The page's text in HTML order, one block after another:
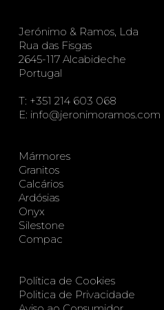
Jerónimo & Ramos, Lda
Rua das Fisgas
2645-117 Alcabideche
Portugal
T: +351 214 603 068
E: info@jeronimoramos.com
Mármores
Granitos
Calcários
Ardósias
Onyx
Silestone
Compac
Política de Cookies
Politica de Privacidade